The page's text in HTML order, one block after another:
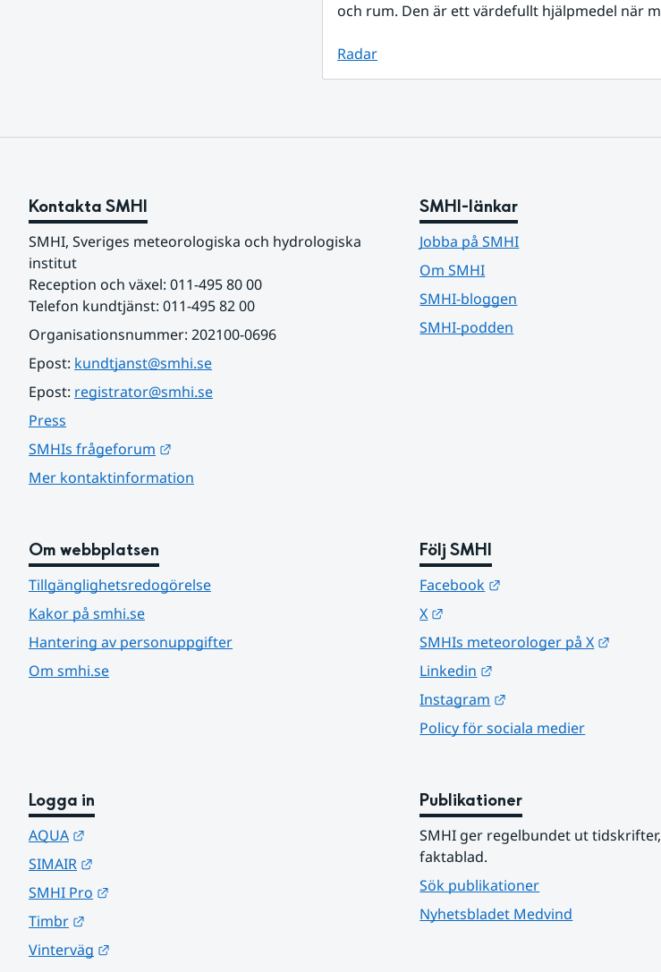
och rum. Den är ett värdefullt hjälpmedel när
Radar
Kontakta SMHI
SMHI, Sveriges meteorologiska och hydrologiska
institut
Reception och växel: 011-495 80 00
Telefon kundtjänst: 011-495 82 00
Organisationsnummer: 202100-0696
Epost: kundtjanst@smhi.se
Epost: registrator@smhi.se
Press
SMHIs frågeforum
Mer kontaktinformation
SMHI-länkar
Jobba på SMHI
Om SMHI
SMHI-bloggen
SMHI-podden
Om webbplatsen
Tillgänglighetsredogörelse
Kakor på smhi.se
Hantering av personuppgifter
Om smhi.se
Följ SMHI
Facebook
X
SMHIs meteorologer på X
Linkedin
Instagram
Policy för sociala medier
Logga in
AQUA
SIMAIR
SMHI Pro
Timbr
Vinterväg
Publikationer
SMHI ger regelbundet ut
faktablad.
Sök publikationer
Nyhetsbladet Medvind